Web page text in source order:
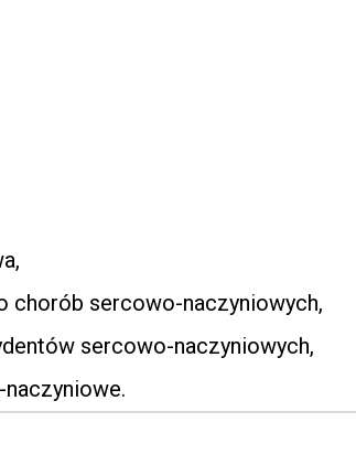
chorób sercowo-naczyniowych,
sercowo-naczyniowych,